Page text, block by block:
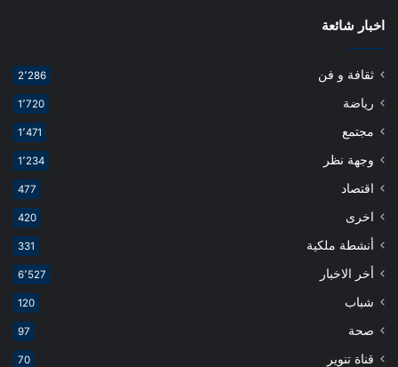
اخبار شائعة
ثقافة و فن 2٬286
رياضة 1٬720
مجتمع 1٬471
وجهة نظر 1٬234
اقتصاد 477
اخرى 420
أنشطة ملكية 331
أخر الاخبار 6٬527
شباب 120
صحة 97
قناة تنوير 70